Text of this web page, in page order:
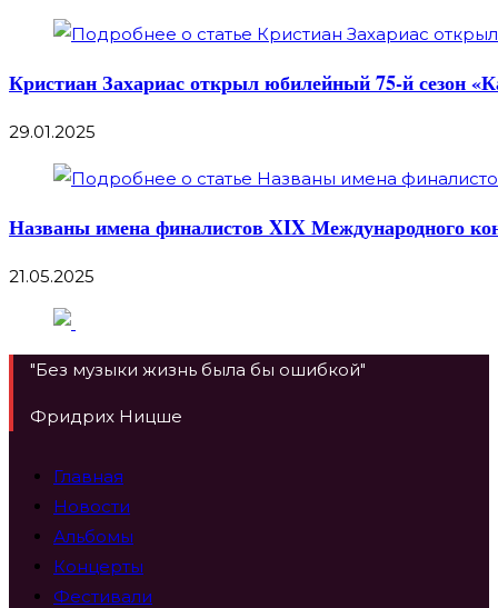
Кристиан Захариас открыл юбилейный 75-й сезон
29.01.2025
Названы имена финалистов XIX Международного
21.05.2025
"Без музыки жизнь была бы ошибкой"
Фридрих Ницше
Главная
Новости
Альбомы
Концерты
Фестивали